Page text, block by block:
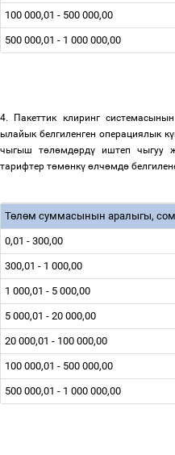
100 000,01 - 500 000,00
500 000,01 - 1 000 000,00
4. Пакеттик клиринг
ылайык белгиленген операциялык кү
чыгыш төлөмдөрдү иштеп чыгуу
тарифтер төмөнкү өлчөмдө
Төлөм суммасынын аралыгы,
0,01 - 300,00
300,01 - 1 000,00
1 000,01 - 5 000,00
5 000,01 - 20 000,00
20 000,01 - 100 000,00
100 000,01 - 500 000,00
500 000,01 - 1 000 000,00